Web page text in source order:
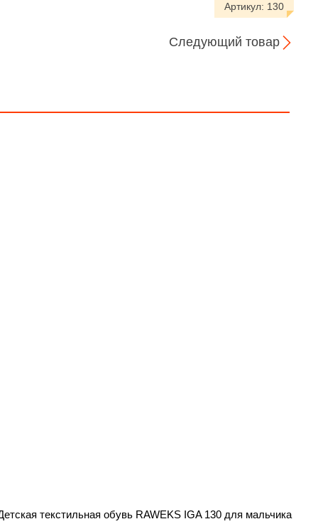
Артикул: 130
Следующий товар
текстильная обувь RAWEKS IGA 130 для мальчика